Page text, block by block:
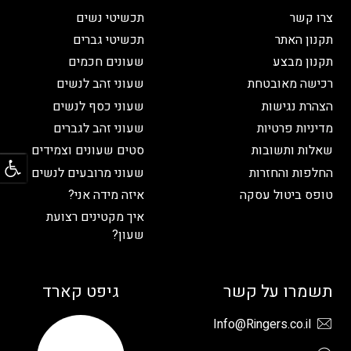
צרו קשר
תקנון האתר
תקנון מבצע
רכישה מאובטחת
הצהרת נגישות
מדיניות פרטיות
שאלות ותשובות
החלפות והחזרות
טופס ביטול עסקה
תכשיטי נשים
תכשיטי גברים
שעונים חכמים
שעוני זהב לנשים
שעוני כסף לנשים
שעוני זהב לגברים
סטים שעונים וצמידים
שעוני מרובעים לנשים
איזה מידה אני?
איך מקטינים רצועת
שעון?
תשמרו על קשר
Info@Ringers.co.il
גיפט קארד